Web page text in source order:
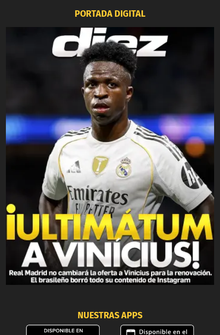
PORTADA DIGITAL
NUESTRAS APPS